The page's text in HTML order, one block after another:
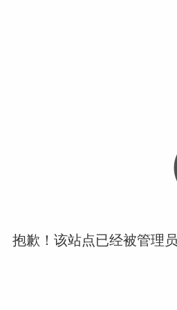
抱歉！该站点已经被管理